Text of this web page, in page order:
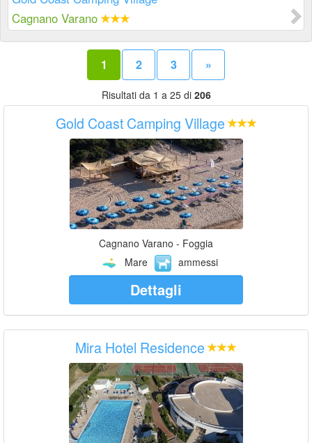
Cagnano Varano
1 2 3 »
Risultati da 1 a 25 di 206
Gold Coast Camping Village
Cagnano Varano - Foggia
Mare
ammessi
Dettagli
Mira Hotel Residence